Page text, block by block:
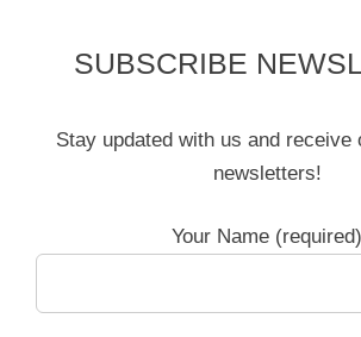
SUBSCRIBE
Stay updated with us and receive
newsletters!
Your Name (required)